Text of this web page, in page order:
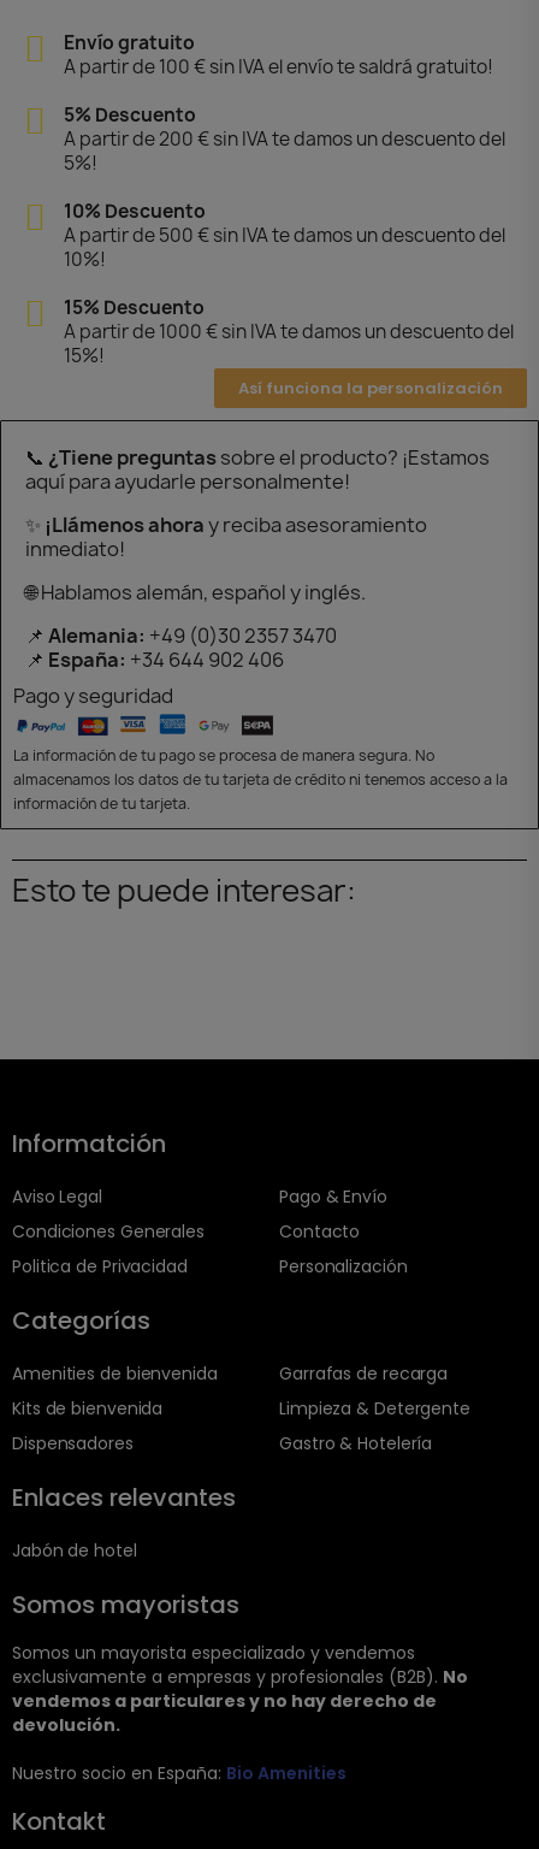
Envío gratuito
A partir de 100 € sin IVA el envío te saldrá gratuito!
5% Descuento
A partir de 200 € sin IVA te damos un descuento del
5%!
10% Descuento
A partir de 500 € sin IVA te damos un descuento del
10%!
15% Descuento
A partir de 1000 € sin IVA te damos un descuento del
15%!
Así funciona la personalización
📞 ¿Tiene preguntassobre el producto? ¡Estamos
aquí para ayudarle personalmente!
✨ ¡Llámenos ahoray reciba asesoramiento
inmediato!
🌐 Hablamos alemán, español y inglés.
📌 Alemania: +49 (0)30 2357 3470
📌 España: +34 644 902 406
Pago y seguridad
La información de tu pago se procesa de manera segura. No
almacenamos los datos de tu tarjeta de crédito ni tenemos acceso a la
información de tu tarjeta.
Esto te puede interesar:
Informatción
Aviso Legal
Condiciones Generales
Politica de Privacidad
Pago & Envío
Contacto
Personalización
Categorías
Amenities de bienvenida
Kits de bienvenida
Dispensadores
Garrafas de recarga
Limpieza & Detergente
Gastro & Hotelería
Enlaces relevantes
Jabón de hotel
Somos mayoristas
Somos un mayorista especializado y vendemos
exclusivamente a empresas y profesionales (B2B). No
vendemos a particulares y no hay derecho de
devolución.
Nuestro socio en España: Bio Amenities
Kontakt